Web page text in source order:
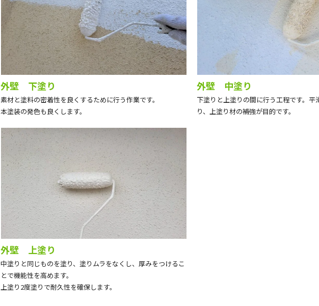
外壁 下塗り
素材と塗料の密着性を良くするために行う作業です。
本塗装の発色も良くします。
外壁 中塗り
下塗りと上塗りの間に行う工程です。平
り、上塗り材の補強が目的です。
外壁 上塗り
中塗りと同じものを塗り、塗りムラをなくし、厚みをつけるこ
とで機能性を高めます。
上塗り2度塗りで耐久性を確保します。